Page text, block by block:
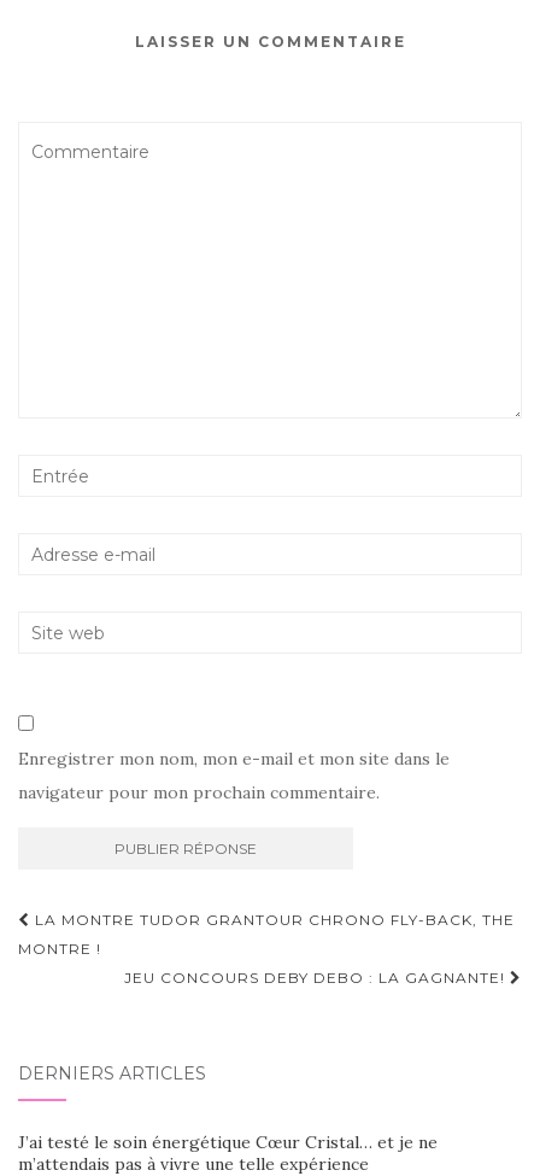
LAISSER UN COMMENTAIRE
Enregistrer mon nom, mon e-mail et mon site dans le
navigateur pour mon prochain commentaire.
Navigation
d'article
LA MONTRE TUDOR GRANTOUR CHRONO FLY-BACK, THE
MONTRE !
JEU CONCOURS DEBY DEBO : LA GAGNANTE!
DERNIERS ARTICLES
J’ai testé le soin énergétique Cœur Cristal… et je ne
m’attendais pas à vivre une telle expérience